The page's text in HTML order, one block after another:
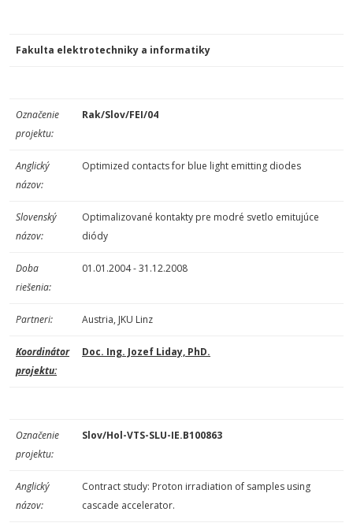
Fakulta elektrotechniky a informatiky
Označenie
projektu:
Rak/Slov/FEI/04
Anglický
názov:
Optimized contacts for blue light emitting diodes
Slovenský
názov:
Optimalizované kontakty pre modré svetlo emitujúce
diódy
Doba
riešenia:
01.01.2004 - 31.12.2008
Partneri: Austria, JKU Linz
Koordinátor
projektu:
Doc. Ing. Jozef Liday, PhD.
Označenie
projektu:
Slov/Hol-VTS-SLU-IE.B100863
Anglický
názov:
Contract study: Proton irradiation of samples using
cascade accelerator.